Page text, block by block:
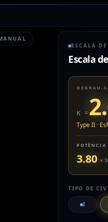
ESCALA
Escala
DEGRAU-
K =
Type II ·
POTÊNCIA
3.80 ×
TIPO DE
I